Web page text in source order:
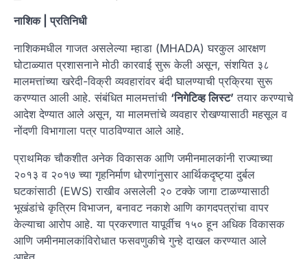
नाशिक | प्रतिनिधी
नाशिकमधील गाजत असलेल्या म्हाडा (MHADA) घरकुल आरक्षण
घोटाळ्यात प्रशासनाने मोठी कारवाई सुरू केली असून, संशयित ३८
मालमत्तांच्या खरेदी-विक्री व्यवहारांवर बंदी घालण्याची प्रक्रिया सुरू
करण्यात आली आहे. संबंधित मालमत्तांची ‘निगेटिव्ह लिस्ट’ तयार करण्याचे
आदेश देण्यात आले असून, या मालमत्तांचे व्यवहार रोखण्यासाठी महसूल व
नोंदणी विभागाला पत्र पाठविण्यात आले आहे.
प्राथमिक चौकशीत अनेक विकासक आणि जमीनमालकांनी राज्याच्या
२०१३ व २०१७ च्या गृहनिर्माण धोरणांनुसार आर्थिकदृष्ट्या दुर्बल
घटकांसाठी (EWS) राखीव असलेली २० टक्के जागा टाळण्यासाठी
भूखंडांचे कृत्रिम विभाजन, बनावट नकाशे आणि कागदपत्रांचा वापर
केल्याचा आरोप आहे. या प्रकरणात यापूर्वीच १५० हून अधिक विकासक
आणि जमीनमालकांविरोधात फसवणुकीचे गुन्हे दाखल करण्यात आले